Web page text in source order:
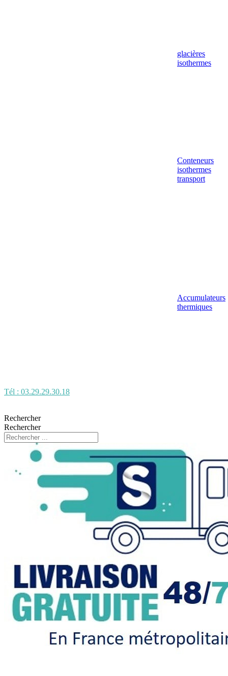
glacières
isothermes
Conteneurs
isothermes
transport
Accumulateurs
thermiques
Tél : 03.29.29.30.18
Rechercher
Rechercher